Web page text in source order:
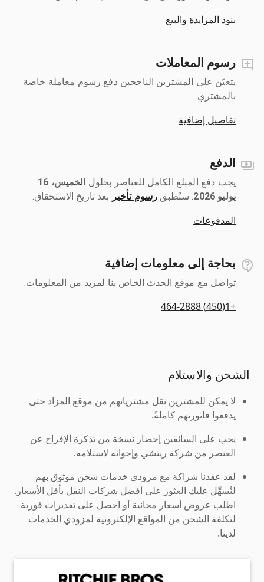
بنود المزايدة والبيع
رسوم المعاملات
يتعيّن على المشترين الناجحين دفع رسوم معاملة خاصة
بالمشتري.
تفاصيل إضافية
الدفع
يجب دفع المبلغ الكامل للعناصر بحلول ‎
الخميس، 16
يوليو 2026
رسوم تأخير بعد تاريخ الاستحقاق.
المدفوعات
بحاجة إلى معلومات إضافية
تواصل مع موقع الحدث الخاص بنا لمزيد من المعلومات.
+1(450) 464-2888
الشحن والاستلام
لا يمكن للمشترين نقل مشترياتهم من موقع المزاد حتى
يدفعوا فاتورتهم كاملةً.
يجب على السائقين إحضار نسخة من تذكرة الإفراج عن
العنصر من شركة ريتشي وإخوانه لاستلامه.
لقد عقدنا شراكة مع مزودي خدمات شحن موثوق بهم
لنُسهِّل عليك العثور على أفضل شركات النقل بأقل الأسعار.
اطلب عروض أسعار مجانية أو احصل على تقديرات فورية
لتكلفة الشحن من المواقع الإلكترونية لمزودي الخدمات
لدينا.